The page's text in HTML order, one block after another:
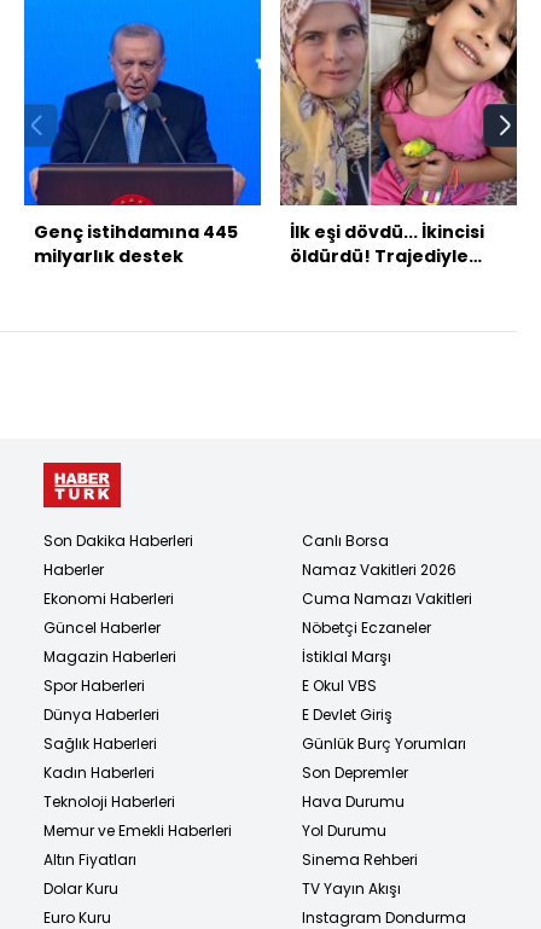
Genç istihdamına 445
milyarlık destek
İlk eşi dövdü... İkincisi
öldürdü! Trajediyle
Son Dakika Haberleri
Haberler
Ekonomi Haberleri
Güncel Haberler
Magazin Haberleri
Spor Haberleri
Dünya Haberleri
Sağlık Haberleri
Kadın Haberleri
Teknoloji Haberleri
Memur ve Emekli Haberleri
Altın Fiyatları
Dolar Kuru
Euro Kuru
Canlı Borsa
Namaz Vakitleri 2026
Cuma Namazı Vakitleri
Nöbetçi Eczaneler
İstiklal Marşı
E Okul VBS
E Devlet Giriş
Günlük Burç Yorumları
Son Depremler
Hava Durumu
Yol Durumu
Sinema Rehberi
TV Yayın Akışı
Instagram Dondurma